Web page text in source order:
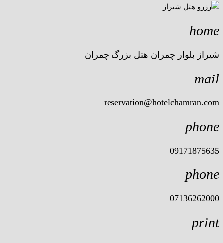
home
شیراز بلوار چمران هتل بزرگ چمران
mail
reservation@hotelchamran.com
phone
09171875635
phone
07136262000
print